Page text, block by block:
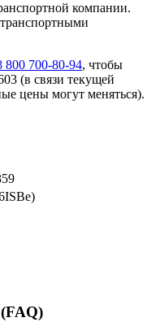
компании.
800 700-80-94, чтобы
(в связи текущей
цены могут меняться).